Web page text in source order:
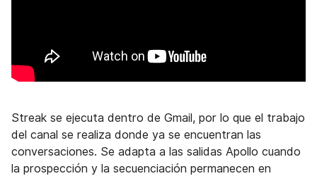
Streak se ejecuta dentro de Gmail, por lo que el trabajo
del canal se realiza donde ya se encuentran las
conversaciones. Se adapta a las salidas Apollo cuando
la prospección y la secuenciación permanecen en